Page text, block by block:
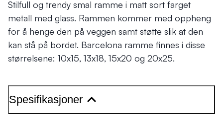
Stilfull og trendy smal ramme i matt sort farget
metall med glass. Rammen kommer med oppheng
for å henge den på veggen samt støtte slik at den
kan stå på bordet. Barcelona ramme finnes i disse
størrelsene: 10x15, 13x18, 15x20 og 20x25.
Spesifikasjoner